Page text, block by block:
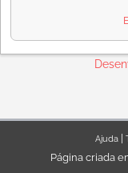
Ajuda|
Página criada